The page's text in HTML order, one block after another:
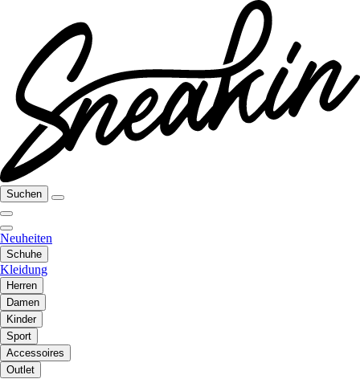
Suchen
Neuheiten
Schuhe
Kleidung
Herren
Damen
Kinder
Sport
Accessoires
Outlet